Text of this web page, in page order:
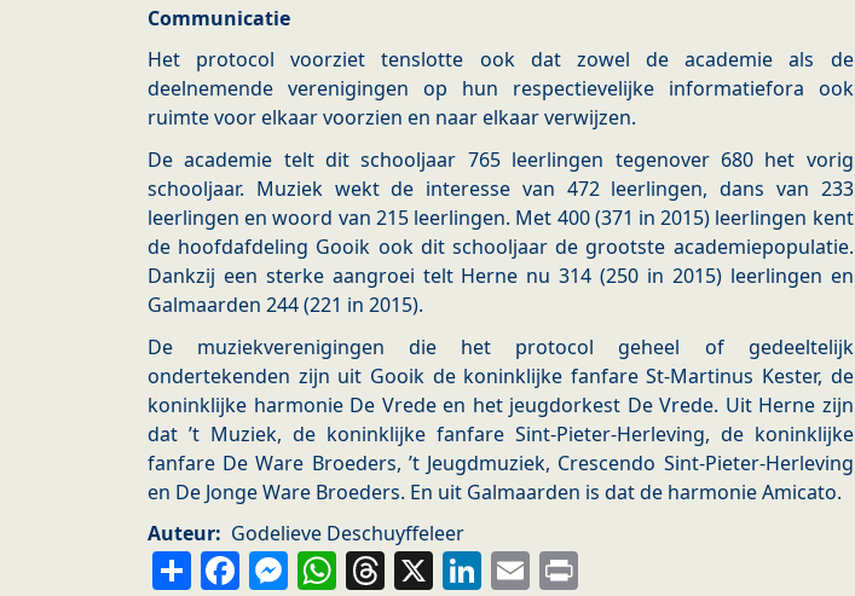
Communicatie
Het protocol voorziet tenslotte ook dat zowel de academie als de
deelnemende verenigingen op hun respectievelijke informatiefora ook
ruimte voor elkaar voorzien en naar elkaar verwijzen.
De academie telt dit schooljaar 765 leerlingen tegenover 680 het vorig
schooljaar. Muziek wekt de interesse van 472 leerlingen, dans van 233
leerlingen en woord van 215 leerlingen. Met 400 (371 in 2015) leerlingen kent
de hoofdafdeling Gooik ook dit schooljaar de grootste academiepopulatie.
Dankzij een sterke aangroei telt Herne nu 314 (250 in 2015) leerlingen en
Galmaarden 244 (221 in 2015).
De muziekverenigingen die het protocol geheel of gedeeltelijk
ondertekenden zijn uit Gooik de koninklijke fanfare St-Martinus Kester, de
koninklijke harmonie De Vrede en het jeugdorkest De Vrede. Uit Herne zijn
dat ’t Muziek, de koninklijke fanfare Sint-Pieter-Herleving, de koninklijke
fanfare De Ware Broeders, ’t Jeugdmuziek, Crescendo Sint-Pieter-Herleving
en De Jonge Ware Broeders. En uit Galmaarden is dat de harmonie Amicato.
Auteur
Godelieve Deschuyffeleer
ShareFacebook
Messenger
WhatsApp
Threads
X LinkedIn
Email